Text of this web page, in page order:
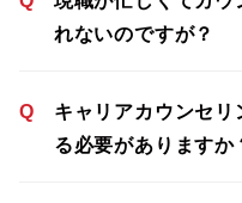
れないのですが？
Q
キャリアカウンセ
る必要がありますか